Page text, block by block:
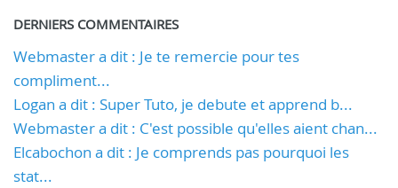
DERNIERS COMMENTAIRES
Webmaster a dit : Je te remercie pour tes
compliment...
Logan a dit : Super Tuto, je debute et apprend b...
Webmaster a dit : C'est possible qu'elles aient chan...
Elcabochon a dit : Je comprends pas pourquoi les
stat...